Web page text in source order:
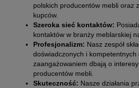
polskich producentów mebli oraz
kupców.
Szeroka sieć kontaktów:
kontaktów w branży meblarskiej
Profesjonalizm: Nasz zespół
doświadczonych i kompetentnych
zaangażowaniem dbają o
producentów mebli.
Skuteczność: Nasze działania